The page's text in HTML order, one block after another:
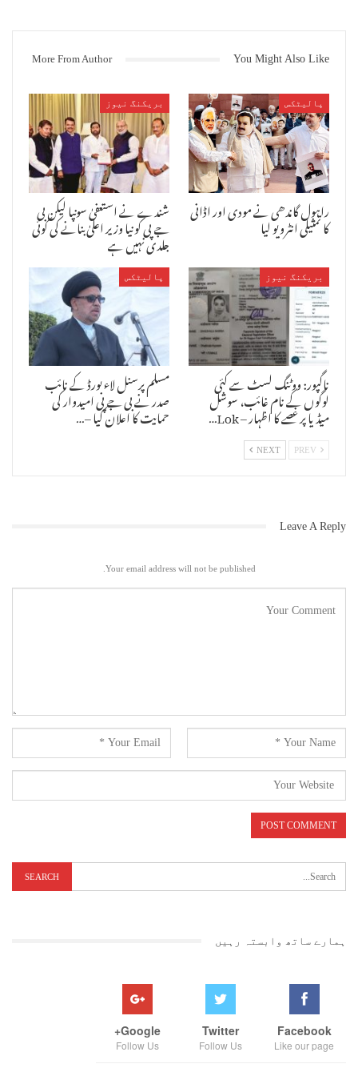
You Might Also Like
More From Author
پالیٹکس
راہول گاندھی نے مودی اور اڈانی
کا تمثیلی انٹرویو لیا
بریکنگ نیوز
شندے نے استعفیٰ سونپا لیکن بی
جے پی کو نیا وزیر اعلیٰ بنانے کی کوئی
جلدی نہیں ہے
بریکنگ نیوز
ناگپور: ووٹنگ لسٹ سے کئی
لوگوں کے نام غائب، سوشل
میڈیا پر غصے کا اظہار – Lok…
پالیٹکس
مسلم پرسنل لاء بورڈ کے نائب
صدر نے بی جے پی امیدوار کی
حمایت کا اعلان کیا –…
NEXT
Leave A Reply
Your email address will not be published.
ہمارے ساتھ وابستہ رہیں
Facebook
Like our page
Twitter
Follow Us
Google+
Follow Us